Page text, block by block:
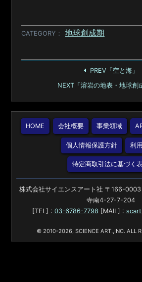
CATEGORY 地球創成期
PREV「空と海」
NEXT「溶岩の地表・地球創
HOME 会社概要 事業領域
個人情報保護方針 利
特定商取引法に基づく
株式会社サイエンスアート社 〒166-
寺南4-27-7-204
[TEL] : 03-6786-7798 [MAIL] :
© 2010-2026, SCIENCE ART.,INC. ALL